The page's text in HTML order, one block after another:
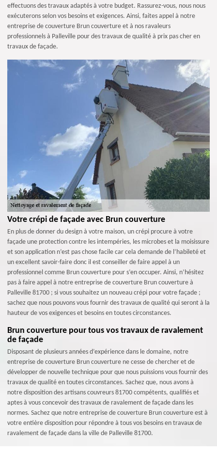
effectuons des travaux adaptés à votre budget. Rassurez-vous, nous nous
exécuterons selon vos besoins et exigences. Ainsi, faites appel à notre
entreprise de couverture Brun couverture et à nos ravaleurs
professionnels à Palleville pour des travaux de qualité à prix pas cher en
travaux de façade.
Votre crépi de façade avec Brun couverture
En plus de donner du design à votre maison, un crépi procure à votre
façade une protection contre les intempéries, les microbes et la moisissure
et son application n’est pas chose facile car cela demande de l’habileté et
un excellent savoir-faire donc il est conseiller de faire appel à un
professionnel comme Brun couverture pour s’en occuper. Ainsi, n’hésitez
pas à faire appel à notre entreprise de couverture Brun couverture à
Palleville 81700 ; si vous souhaitez un nouveau crépi pour votre façade ;
sachez que nous pouvons vous fournir des travaux de qualité qui seront à la
hauteur de vos exigences et besoins en toutes circonstances.
Brun couverture pour tous vos travaux de ravalement
de façade
Disposant de plusieurs années d’expérience dans le domaine, notre
entreprise de couverture Brun couverture ne cesse de chercher et de
développer de nouvelle technique pour que nous puissions vous fournir des
travaux de qualité en toutes circonstances. Sachez que, nous avons à
notre disposition des artisans couvreurs 81700 compétents, qualifiés et
aptes à vous concevoir des travaux de ravalement de façade dans les
normes. Sachez que notre entreprise de couverture Brun couverture est à
votre entière disposition pour répondre à tous vos besoins en travaux de
ravalement de façade dans la ville de Palleville 81700.